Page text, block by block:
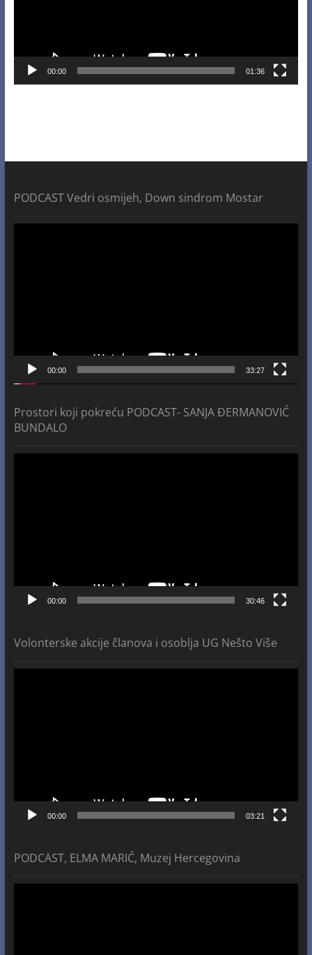
00:00 01:36
PODCAST Vedri osmijeh, Down sindrom Mostar
00:00 33:27
Prostori koji pokreću PODCAST- SANJA ĐERMANOVIĆ
BUNDALO
00:00 30:46
Volonterske akcije članova i osoblja UG Nešto Više
00:00 03:21
PODCAST, ELMA MARIĆ, Muzej Hercegovina